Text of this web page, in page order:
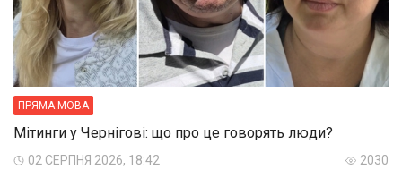
ПРЯМА МОВА
Мітинги у Чернігові: що про це говорять люди?
02 СЕРПНЯ 2026, 18:42 2030